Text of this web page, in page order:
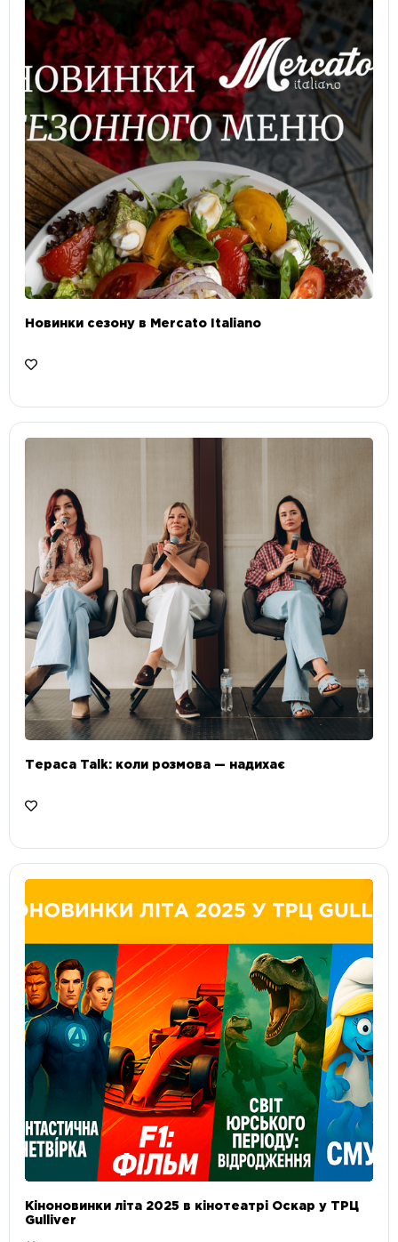
Новинки сезону в Mercato Italiano
Тераса Talk: коли розмова — надихає
Кіноновинки літа 2025 в кінотеатрі Оскар у ТРЦ
Gulliver